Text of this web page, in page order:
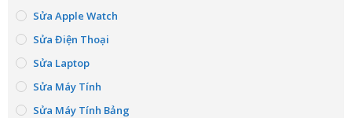
Sửa Apple Watch
Sửa Điện Thoại
Sửa Laptop
Sửa Máy Tính
Sửa Máy Tính Bảng